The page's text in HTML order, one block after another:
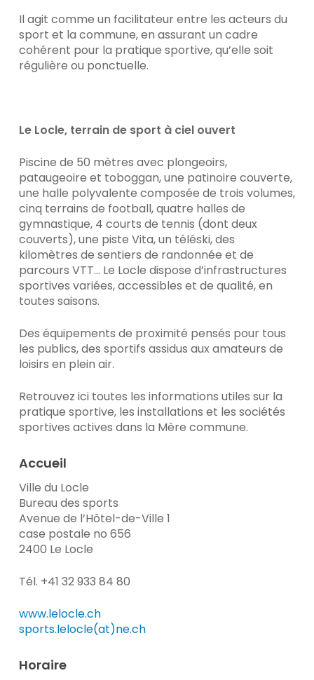
Il agit comme un facilitateur entre les acteurs du
sport et la commune, en assurant un cadre
cohérent pour la pratique sportive, qu’elle soit
régulière ou ponctuelle.
Le Locle, terrain de sport à ciel ouvert
Piscine de 50 mètres avec plongeoirs,
pataugeoire et toboggan, une patinoire couverte,
une halle polyvalente composée de trois volumes,
cinq terrains de football, quatre halles de
gymnastique, 4 courts de tennis (dont deux
couverts), une piste Vita, un téléski, des
kilomètres de sentiers de randonnée et de
parcours VTT… Le Locle dispose d’infrastructures
sportives variées, accessibles et de qualité, en
toutes saisons.
Des équipements de proximité pensés pour tous
les publics, des sportifs assidus aux amateurs de
loisirs en plein air.
Retrouvez ici toutes les informations utiles sur la
pratique sportive, les installations et les sociétés
sportives actives dans la Mère commune.
Accueil
Ville du Locle
Bureau des sports
Avenue de l’Hôtel-de-Ville 1
case postale no 656
2400 Le Locle
Tél. +41 32 933 84 80
www.lelocle.ch
sports.lelocle(at)ne.ch
Horaire